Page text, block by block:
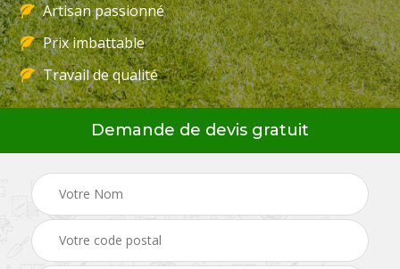
Artisan passionné
Prix imbattable
Travail de qualité
Demande de devis gratuit